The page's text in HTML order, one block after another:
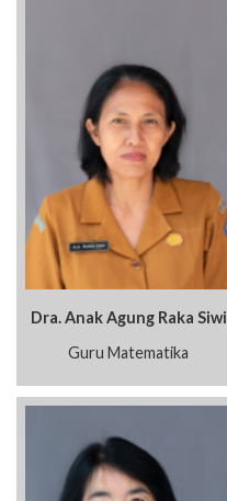
Dra. Anak Agung Raka Siwi
Guru Matematika